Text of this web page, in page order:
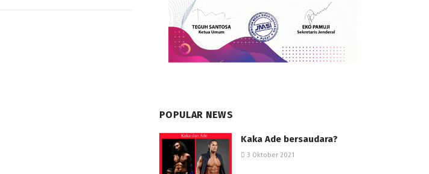
POPULAR NEWS
Kaka Ade bersaudara?
3 Oktober 2021